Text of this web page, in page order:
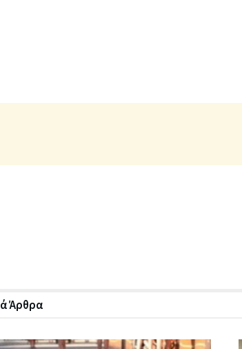
Άρθρα